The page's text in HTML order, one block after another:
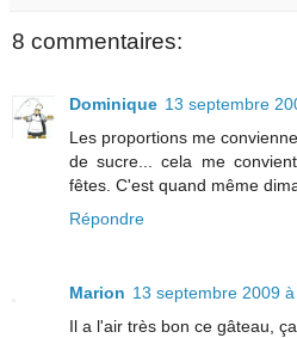
8 commentaires:
Dominique 13 septembre
Les proportions me
de sucre... cela me
fêtes. C'est quand même
Répondre
Marion 13 septembre 2009
Il a l'air très bon ce gâteau,